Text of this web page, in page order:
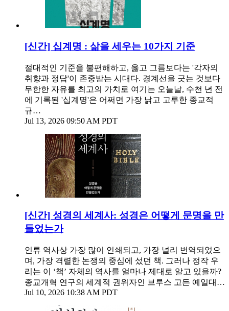
[신간] 십계명 : 삶을 세우는 10가지 기준
절대적인 기준을 불편해하고, 옳고 그름보다는 '각자의
취향과 정답'이 존중받는 시대다. 경계선을 긋는 것보다
무한한 자유를 최고의 가치로 여기는 오늘날, 수천 년 전
에 기록된 '십계명'은 어쩌면 가장 낡고 고루한 종교적
규…
Jul 13, 2026 09:50 AM PDT
[신간] 성경의 세계사: 성경은 어떻게 문명을 만
들었는가
인류 역사상 가장 많이 인쇄되고, 가장 널리 번역되었으
며, 가장 격렬한 논쟁의 중심에 섰던 책. 그러나 정작 우
리는 이 ‘책’ 자체의 역사를 얼마나 제대로 알고 있을까?
종교개혁 연구의 세계적 권위자인 브루스 고든 예일대…
Jul 10, 2026 10:38 AM PDT